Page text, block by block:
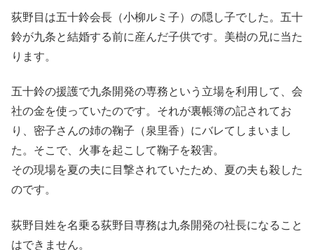
荻野目は五十鈴会長（小柳ルミ子）の隠し子でした。五十
鈴が九条と結婚する前に産んだ子供です。美樹の兄に当た
ります。
五十鈴の援護で九条開発の専務という立場を利用して、会
社の金を使っていたのです。それが裏帳簿の記されてお
り、密子さんの姉の鞠子（泉里香）にバレてしまいまし
た。そこで、火事を起こして鞠子を殺害。
その現場を夏の夫に目撃されていたため、夏の夫も殺した
のです。
荻野目姓を名乗る荻野目専務は九条開発の社長になること
はできません。